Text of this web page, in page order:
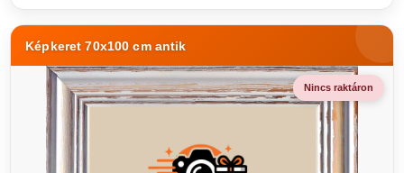
Képkeret 70x100 cm antik
Nincs raktáron